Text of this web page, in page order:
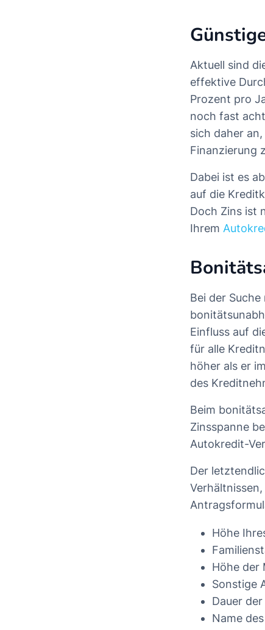
Aktuell sind
effektive
Prozent pro
noch fast
sich daher
Finanzierung
Dabei ist es
auf die
Doch Zins ist
Ihrem
Bei der
Einfluss auf
für alle
höher als er
des
Beim
Zinsspanne
Autokredit-
Der
Höhe
Höhe der
Sonstige
Dauer
Name